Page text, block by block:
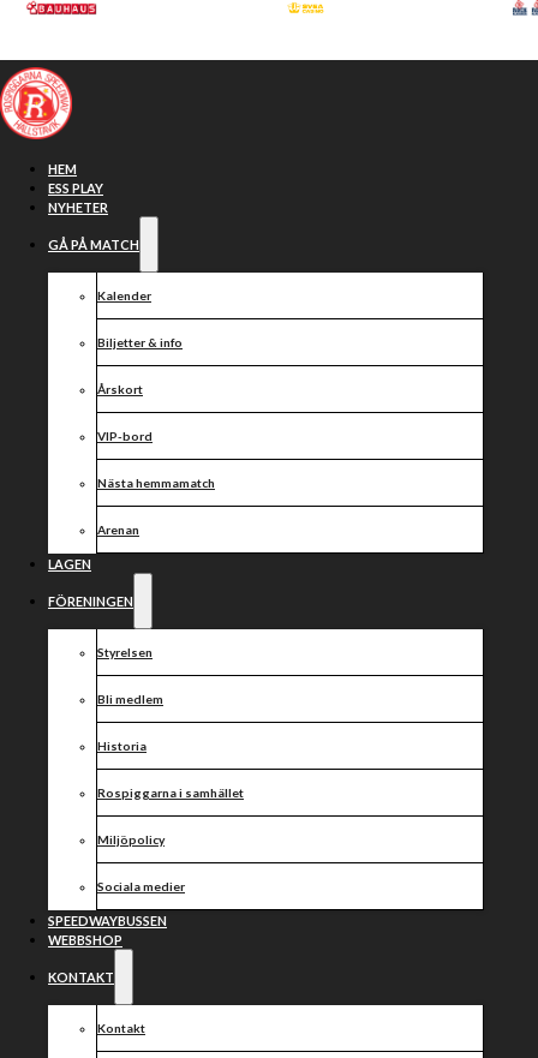
Hoppa till huvudinnehåll
HEM
ESS PLAY
NYHETER
GÅ PÅ MATCH
Kalender
Biljetter & info
Årskort
VIP-bord
Nästa hemmamatch
Arenan
LAGEN
FÖRENINGEN
Styrelsen
Bli medlem
Historia
Rospiggarna i samhället
Miljöpolicy
Sociala medier
SPEEDWAYBUSSEN
WEBBSHOP
KONTAKT
Kontakt
Vår nya shop
är lanserad!